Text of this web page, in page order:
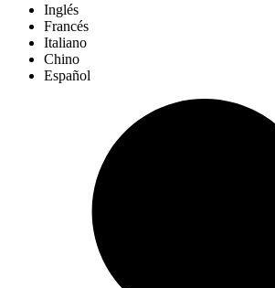
Inglés
Francés
Italiano
Chino
Español